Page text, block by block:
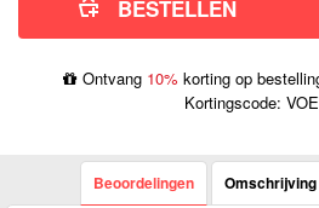
Ontvang 10% korting op
Kortingscode:
Beoordelingen Omschrijving